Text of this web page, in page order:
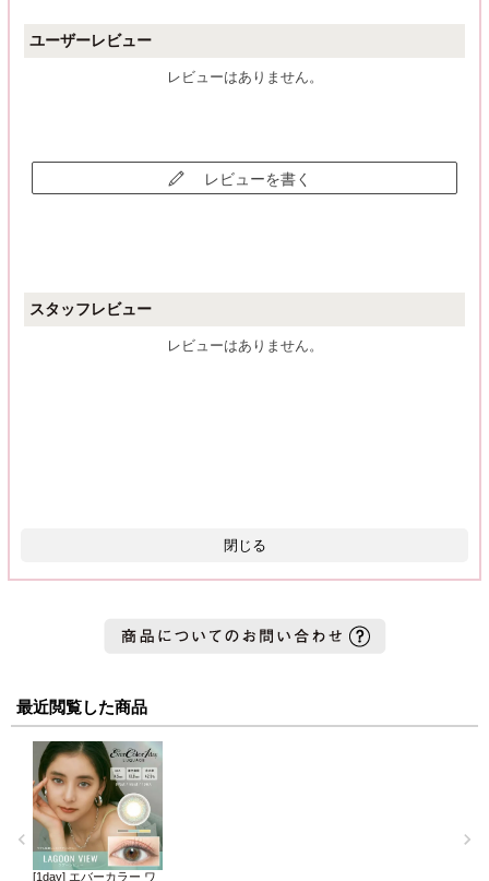
ユーザーレビュー
レビューはありません。
レビューを書く
スタッフレビュー
レビューはありません。
閉じる
最近閲覧した商品
[1day] エバーカラー ワ